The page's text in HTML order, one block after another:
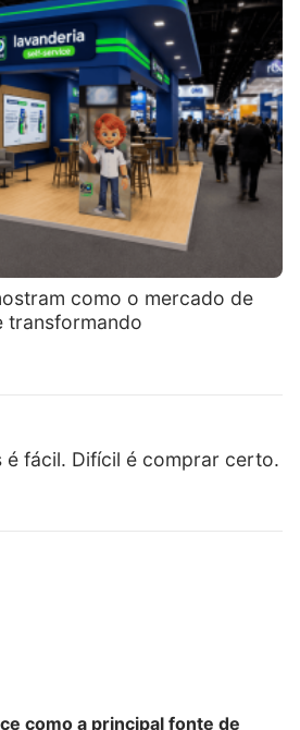
como o mercado de
transformando
é fácil. Difícil é comprar certo.
como a principal fonte de